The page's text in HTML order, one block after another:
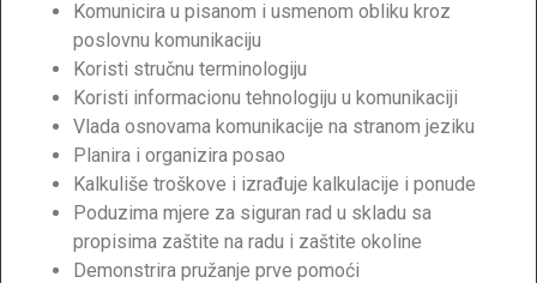
Komunicira u pisanom i usmenom obliku kroz
poslovnu komunikaciju
Koristi stručnu terminologiju
Koristi informacionu tehnologiju u komunikaciji
Vlada osnovama komunikacije na stranom jeziku
Planira i organizira posao
Kalkuliše troškove i izrađuje kalkulacije i ponude
Poduzima mjere za siguran rad u skladu sa
propisima zaštite na radu i zaštite okoline
Demonstrira pružanje prve pomoći